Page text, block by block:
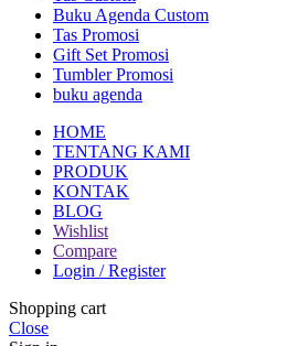
Buku Agenda Custom
Tas Promosi
Gift Set Promosi
Tumbler Promosi
buku agenda
HOME
TENTANG KAMI
PRODUK
KONTAK
BLOG
Wishlist
Compare
Login / Register
Shopping cart
Close